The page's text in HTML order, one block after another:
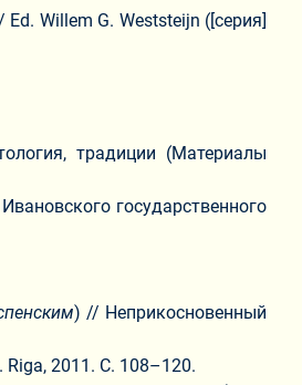
Willem G. Weststeijn ([серия]
традиции (Материалы
государственного
) // Неприкосновенный
2011. С. 108–120.